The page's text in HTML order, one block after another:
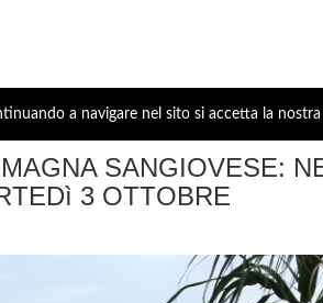
a navigare nel sito si accetta la
SANGIOVESE:
3 OTTOBRE